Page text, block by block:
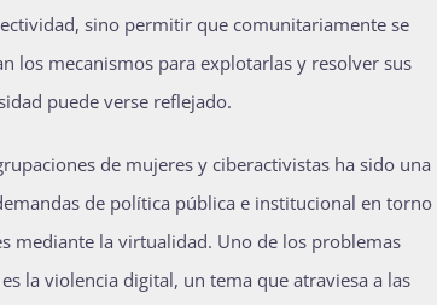
sino permitir que comunitariamente se
los mecanismos para explotarlas y resolver sus
puede verse reflejado.
de mujeres y ciberactivistas ha sido una
de política pública e institucional en torno
mediante la virtualidad. Uno de los problemas
la violencia digital, un tema que atraviesa a las